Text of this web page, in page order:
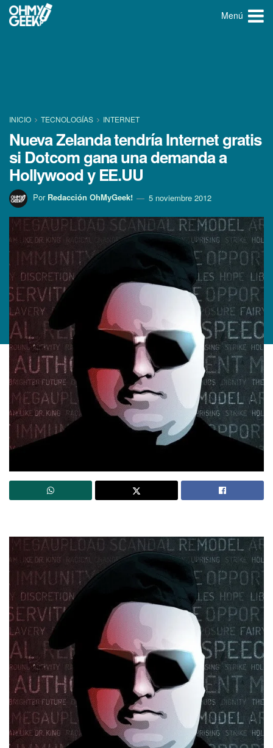
Menú
INICIO TECNOLOGÍ­AS INTERNET
Nueva Zelanda tendrí­a Internet gratis
si Dotcom gana una demanda a
Hollywood y EE.UU
Por Redacción OhMyGeek! 5 noviembre 2012